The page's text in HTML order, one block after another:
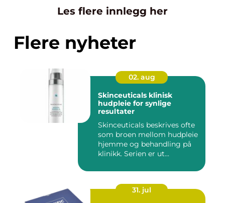
Les flere innlegg her
Flere nyheter
02. aug
Skinceuticals klinisk
hudpleie for synlige
resultater
Skinceuticals beskrives ofte
som broen mellom hudpleie
hjemme og behandling på
klinikk. Serien er ut...
31. jul